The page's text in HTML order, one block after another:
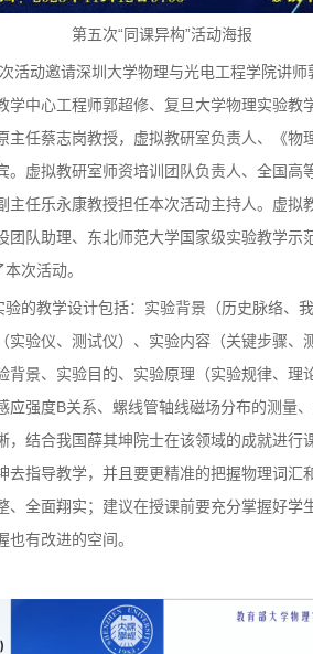
第五次“同课异构”活动海报
活动邀请深圳大学物理与光电工程学院讲
中心工程师郭超修、复旦大学物理实验教
任蔡志岗教授，虚拟教研室负责人、《
虚拟教研室师资培训团队负责人、全国高
任乐永康教授担任本次活动主持人。虚
队助理、东北师范大学国家级实验教学示
次活动。
的教学设计包括：实验背景（历史脉络、
验仪、测试仪）、实验内容（关键步骤
景、实验目的、实验原理（实验规律、
强度B关系、螺线管轴线磁场分布的测量
结合我国薛其坤院士在该领域的成就进
指导教学，并且要更精准的把握物理词
全面翔实；建议在授课前要充分掌握好
也有改进的空间。